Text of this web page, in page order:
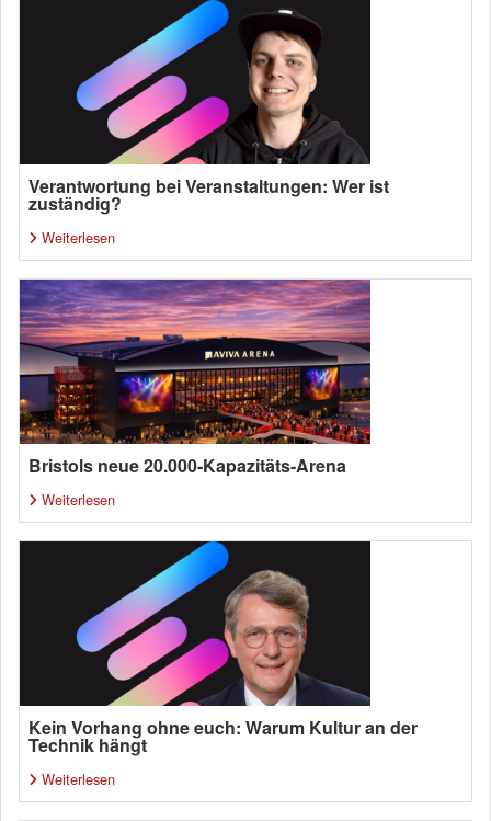
Verantwortung bei Veranstaltungen: Wer ist
zuständig?
Weiterlesen
Bristols neue 20.000-Kapazitäts-Arena
Weiterlesen
Kein Vorhang ohne euch: Warum Kultur an der
Technik hängt
Weiterlesen